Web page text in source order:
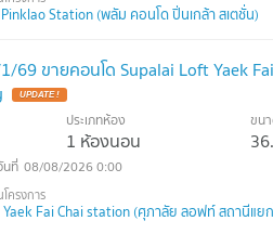
Station (พลัม คอนโด ปิ่นเกล้า สเตชั่น)
69 ขายคอนโด Supalai Loft Yaek
ประเภทห้อง
1 ห้องนอน
ขน
08/08/2026 0:00
Fai Chai station (ศุภาลัย ลอฟท์ สถานีแย